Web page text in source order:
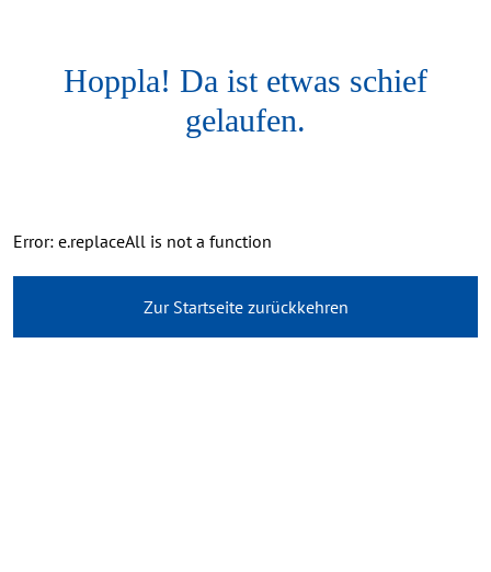
Hoppla! Da ist etwas schief
gelaufen.
Error: e.replaceAll is not a function
Zur Startseite zurückkehren